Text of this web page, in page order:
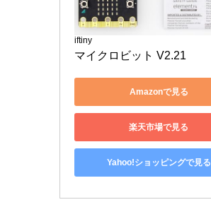
iftiny
マイクロビット V2.21
Amazonで見る
楽天市場で見る
Yahoo!ショッピングで見る